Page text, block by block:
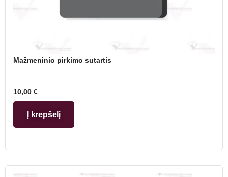
Mažmeninio pirkimo sutartis
10,00 €
Į krepšelį